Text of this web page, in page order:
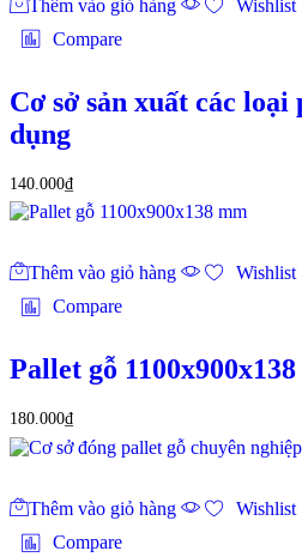
Thêm vào giỏ hàng
Wishlist
Compare
Cơ sở sản xuất các loại
dụng
140.000₫
Thêm vào giỏ hàng
Wishlist
Compare
Pallet gỗ
180.000₫
Thêm vào giỏ hàng
Wishlist
Compare